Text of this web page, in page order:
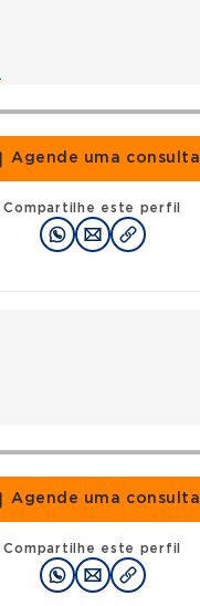
Agende uma consulta
Compartilhe este perfil
Agende uma consulta
Compartilhe este perfil